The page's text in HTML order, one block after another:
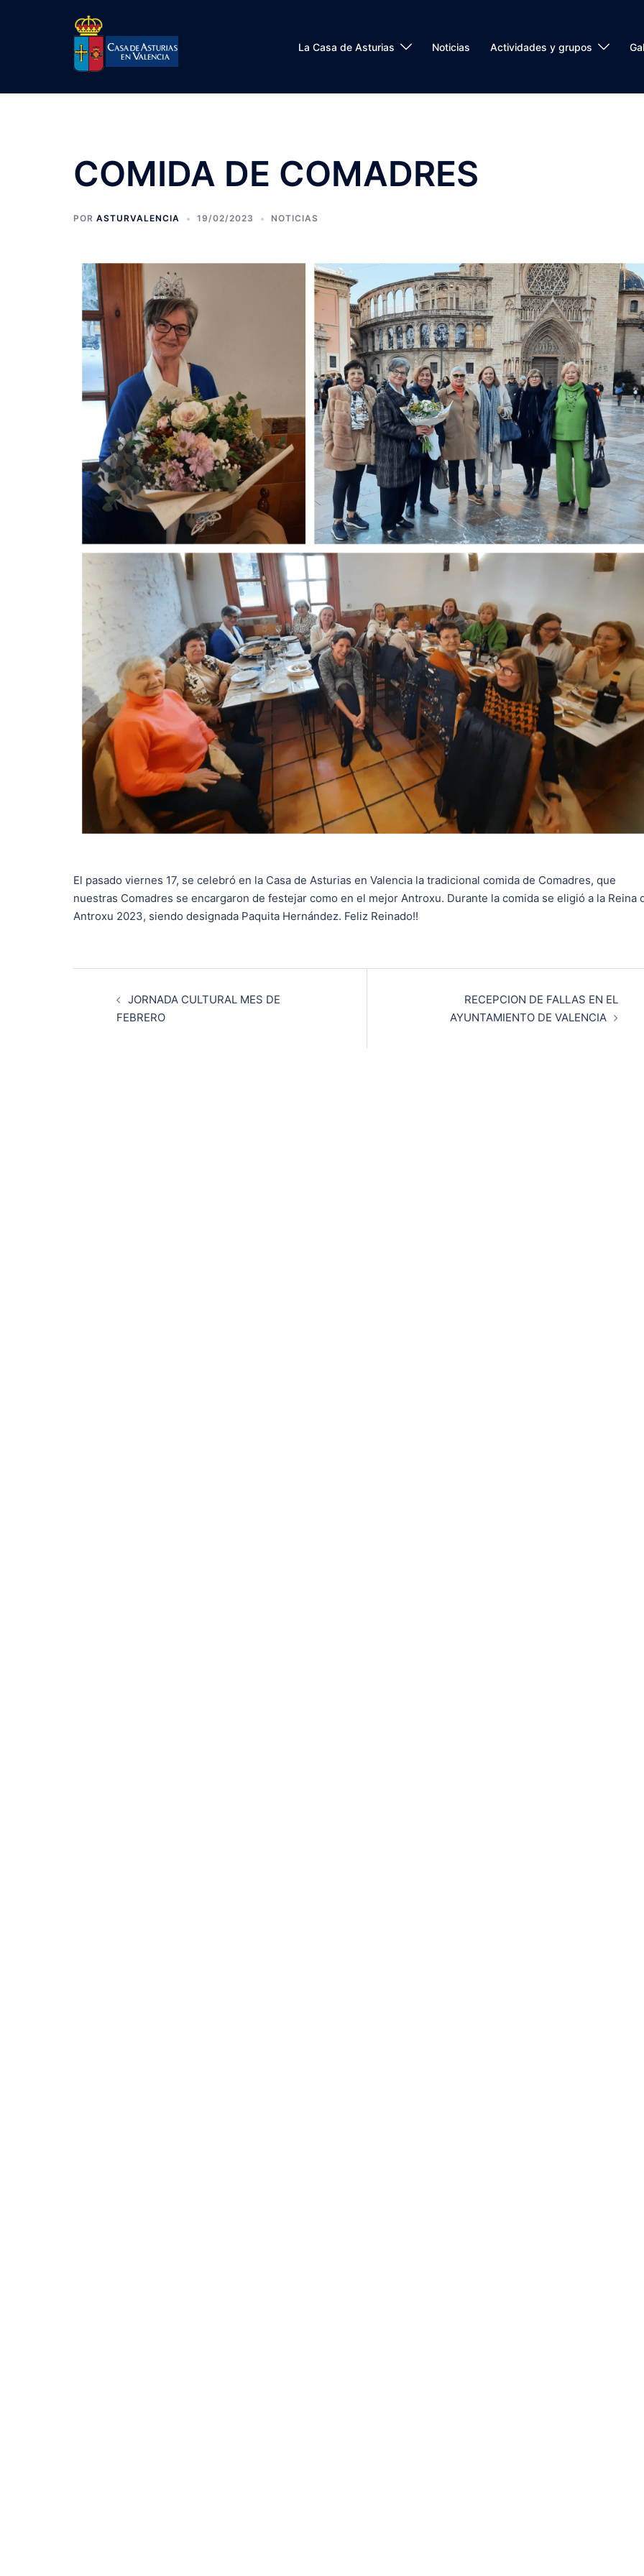
La Casa de Asturias Noticias Actividades y grupos
COMIDA DE COMADRES
POR ASTURVALENCIA 19/02/2023 NOTICIAS
El pasado viernes 17, se celebró en la Casa de Asturias en Valencia la tradicional comida de Comadres, que
nuestras Comadres se encargaron de festejar como en el mejor Antroxu. Durante la comida se eligió a la Reina
Antroxu 2023, siendo designada Paquita Hernández. Feliz Reinado!!
JORNADA CULTURAL MES DE
FEBRERO
RECEPCION DE FALLAS EN EL
AYUNTAMIENTO DE VALENCIA